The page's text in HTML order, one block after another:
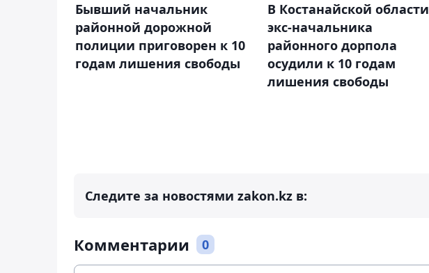
Бывший начальник
районной дорожной
полиции приговорен к 10
годам лишения свободы
В Костанайской области
экс-начальника
районного дорпола
осудили к 10 годам
лишения свободы
Следите за новостями zakon.kz в:
Комментарии 0